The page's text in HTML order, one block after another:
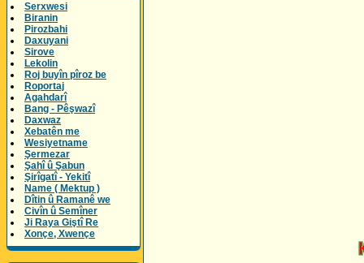
Serxwesi
Biranin
Pirozbahi
Daxuyani
Sirove
Lekolin
Roj buyîn pîroz be
Roportaj
Agahdarî
Bang - Pêşwazî
Daxwaz
Xebatên me
Wesiyetname
Şermezar
Şahî û Şabun
Şirîgatî - Yekitî
Name ( Mektup )
Dîtin û Ramanê we
Civîn û Semîner
Ji Raya Giştî Re
Xonçe, Xwençe